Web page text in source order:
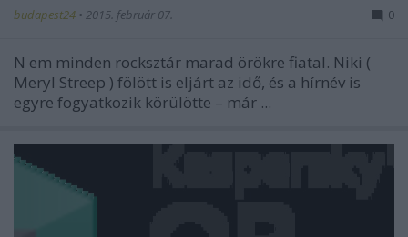
budapest24 • 2015. február 07. 0
N em minden rocksztár marad örökre fiatal. Niki (
Meryl Streep ) fölött is eljárt az idő, és a hírnév is
egyre fogyatkozik körülötte – már ...